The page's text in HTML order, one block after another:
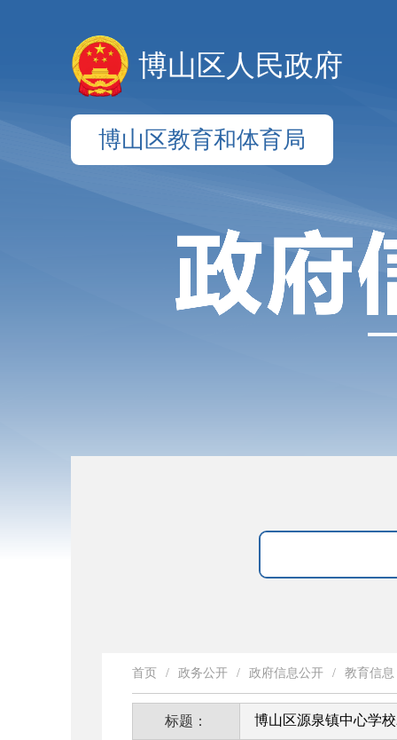
博山区人民政府
博山区教育和体育局
首页 / 政务公开 / 政府信息公开 / 教育信息
标题： 博山区源泉镇中心学